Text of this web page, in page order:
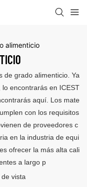
alimenticio
de grado alimenticio. Ya
encontrarás en ICEST
aquí. Los mate
con los requisitos
de proveedores c
en la industria de equi
ofrecer la más alta cali
a largo p
vista